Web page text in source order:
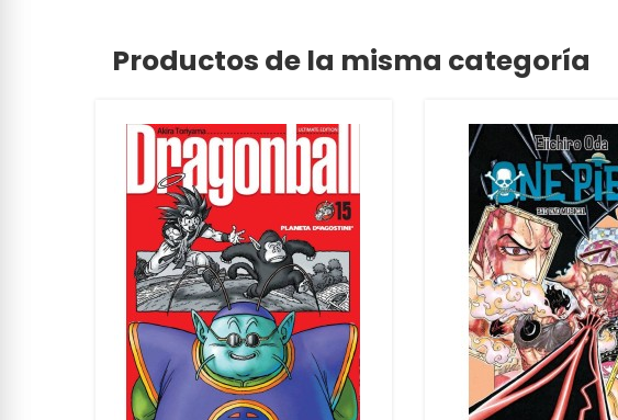
Productos de la misma categoría